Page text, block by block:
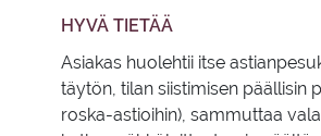
HYVÄ TIETÄÄ
Asiakas huolehtii itse
täytön, tilan siistimisen päällisin
roska-astioihin), sammuttaa